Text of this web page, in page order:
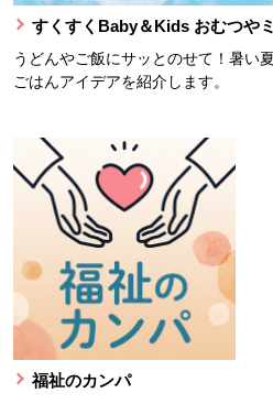
すくすくBaby＆Kids おむつや
うどんやご飯にサッとのせて！暑い
ごはんアイデアを紹介します。
福祉のカンパ